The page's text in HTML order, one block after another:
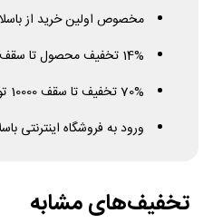
مخصوص اولین خرید از
14% تخفیف محصول تا سقف 20 هزار تومان
70% تخفیف تا سقف 10000 تومان برای هزینه ارسال سفارش
ورود به فروشگاه اینترنتی
تخفیف‌های مشابه